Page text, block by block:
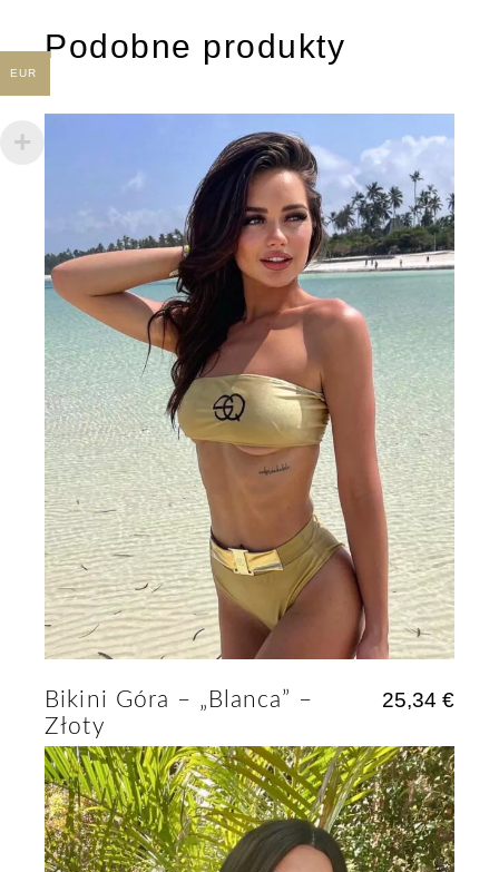
Podobne produkty
Bikini Góra – „Blanca” –
Złoty
25,34 €
EUR